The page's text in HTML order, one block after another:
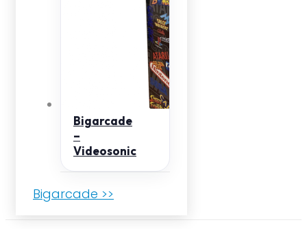
Bigarcade
–
Videosonic
Bigarcade >>